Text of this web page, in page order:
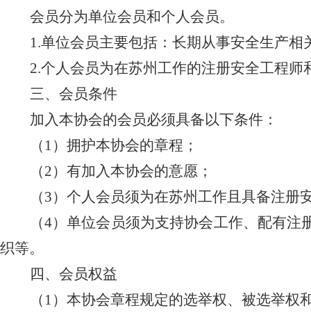
会员分为单位会员和个人会员。
1.单位会员主要包括：长期从事安全生产
2.个人会员为在苏州工作的注册安全工程
三、会员条件
加入本协会的会员必须具备以下条件：
（ 1）拥护本协会的章程；
（2）有加入本协会的意愿；
（3）个人会员须为在苏州工作且具备注册
（4）单位会员须为支持协会工作、配有注
织等。
四、会员权益
（ 1）本协会章程规定的选举权、被选举权